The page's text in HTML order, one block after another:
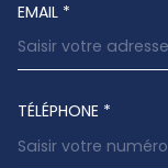
EMAIL *
TÉLÉPHONE *